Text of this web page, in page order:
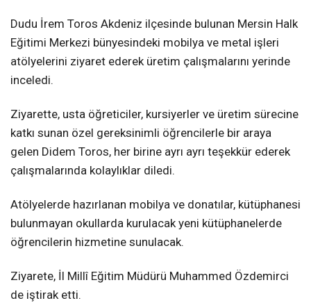
Dudu İrem Toros Akdeniz ilçesinde bulunan Mersin Halk
Eğitimi Merkezi bünyesindeki mobilya ve metal işleri
atölyelerini ziyaret ederek üretim çalışmalarını yerinde
inceledi.
Ziyarette, usta öğreticiler, kursiyerler ve üretim sürecine
katkı sunan özel gereksinimli öğrencilerle bir araya
gelen Didem Toros, her birine ayrı ayrı teşekkür ederek
çalışmalarında kolaylıklar diledi.
Atölyelerde hazırlanan mobilya ve donatılar, kütüphanesi
bulunmayan okullarda kurulacak yeni kütüphanelerde
öğrencilerin hizmetine sunulacak.
Ziyarete, İl Millî Eğitim Müdürü Muhammed Özdemirci
de iştirak etti.